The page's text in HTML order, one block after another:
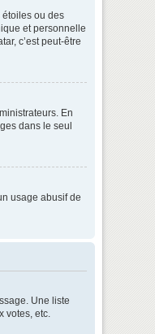
étoiles ou des
et personnelle
c’est peut-être
En
dans le seul
usage abusif de
Une liste
votes, etc.